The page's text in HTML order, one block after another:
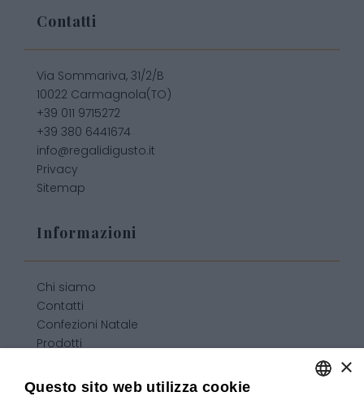
Contatti
Via Sommariva, 31/2/B
10022 Carmagnola(TO)
+39 011 9715272
+39 380 6441674
info@regalidigusto.it
Privacy
Sitemap
Informazioni
Chi siamo
Contatti
Confezioni Natale
Prodotti
Condizioni generali di vendita
×
Questo sito web utilizza cookie